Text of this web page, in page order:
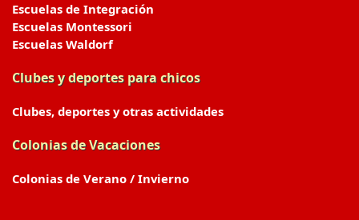
Escuelas de Integración
Escuelas Montessori
Escuelas Waldorf
Clubes y deportes para chicos
Clubes, deportes y otras actividades
Colonias de Vacaciones
Colonias de Verano / Invierno